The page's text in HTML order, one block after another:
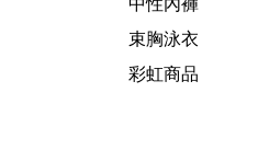
束胸泳衣
彩虹商品